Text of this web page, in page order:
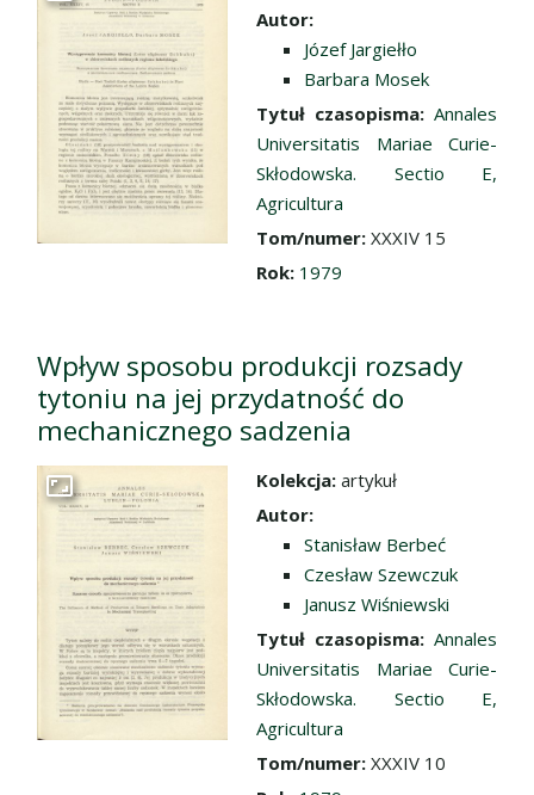
Przejdź do zbioru
Autor:
Józef Jargiełło
Barbara Mosek
Tytuł czasopisma: Annales
Universitatis Mariae Curie-
Skłodowska. Sectio E,
Agricultura
Tom/numer: XXXIV 15
Rok: 1979
Wpływ sposobu produkcji rozsady
tytoniu na jej przydatność do
mechanicznego sadzenia
Przejdź do zbioru
Kolekcja: artykuł
Autor:
Stanisław Berbeć
Czesław Szewczuk
Janusz Wiśniewski
Tytuł czasopisma: Annales
Universitatis Mariae Curie-
Skłodowska. Sectio E,
Agricultura
Tom/numer: XXXIV 10